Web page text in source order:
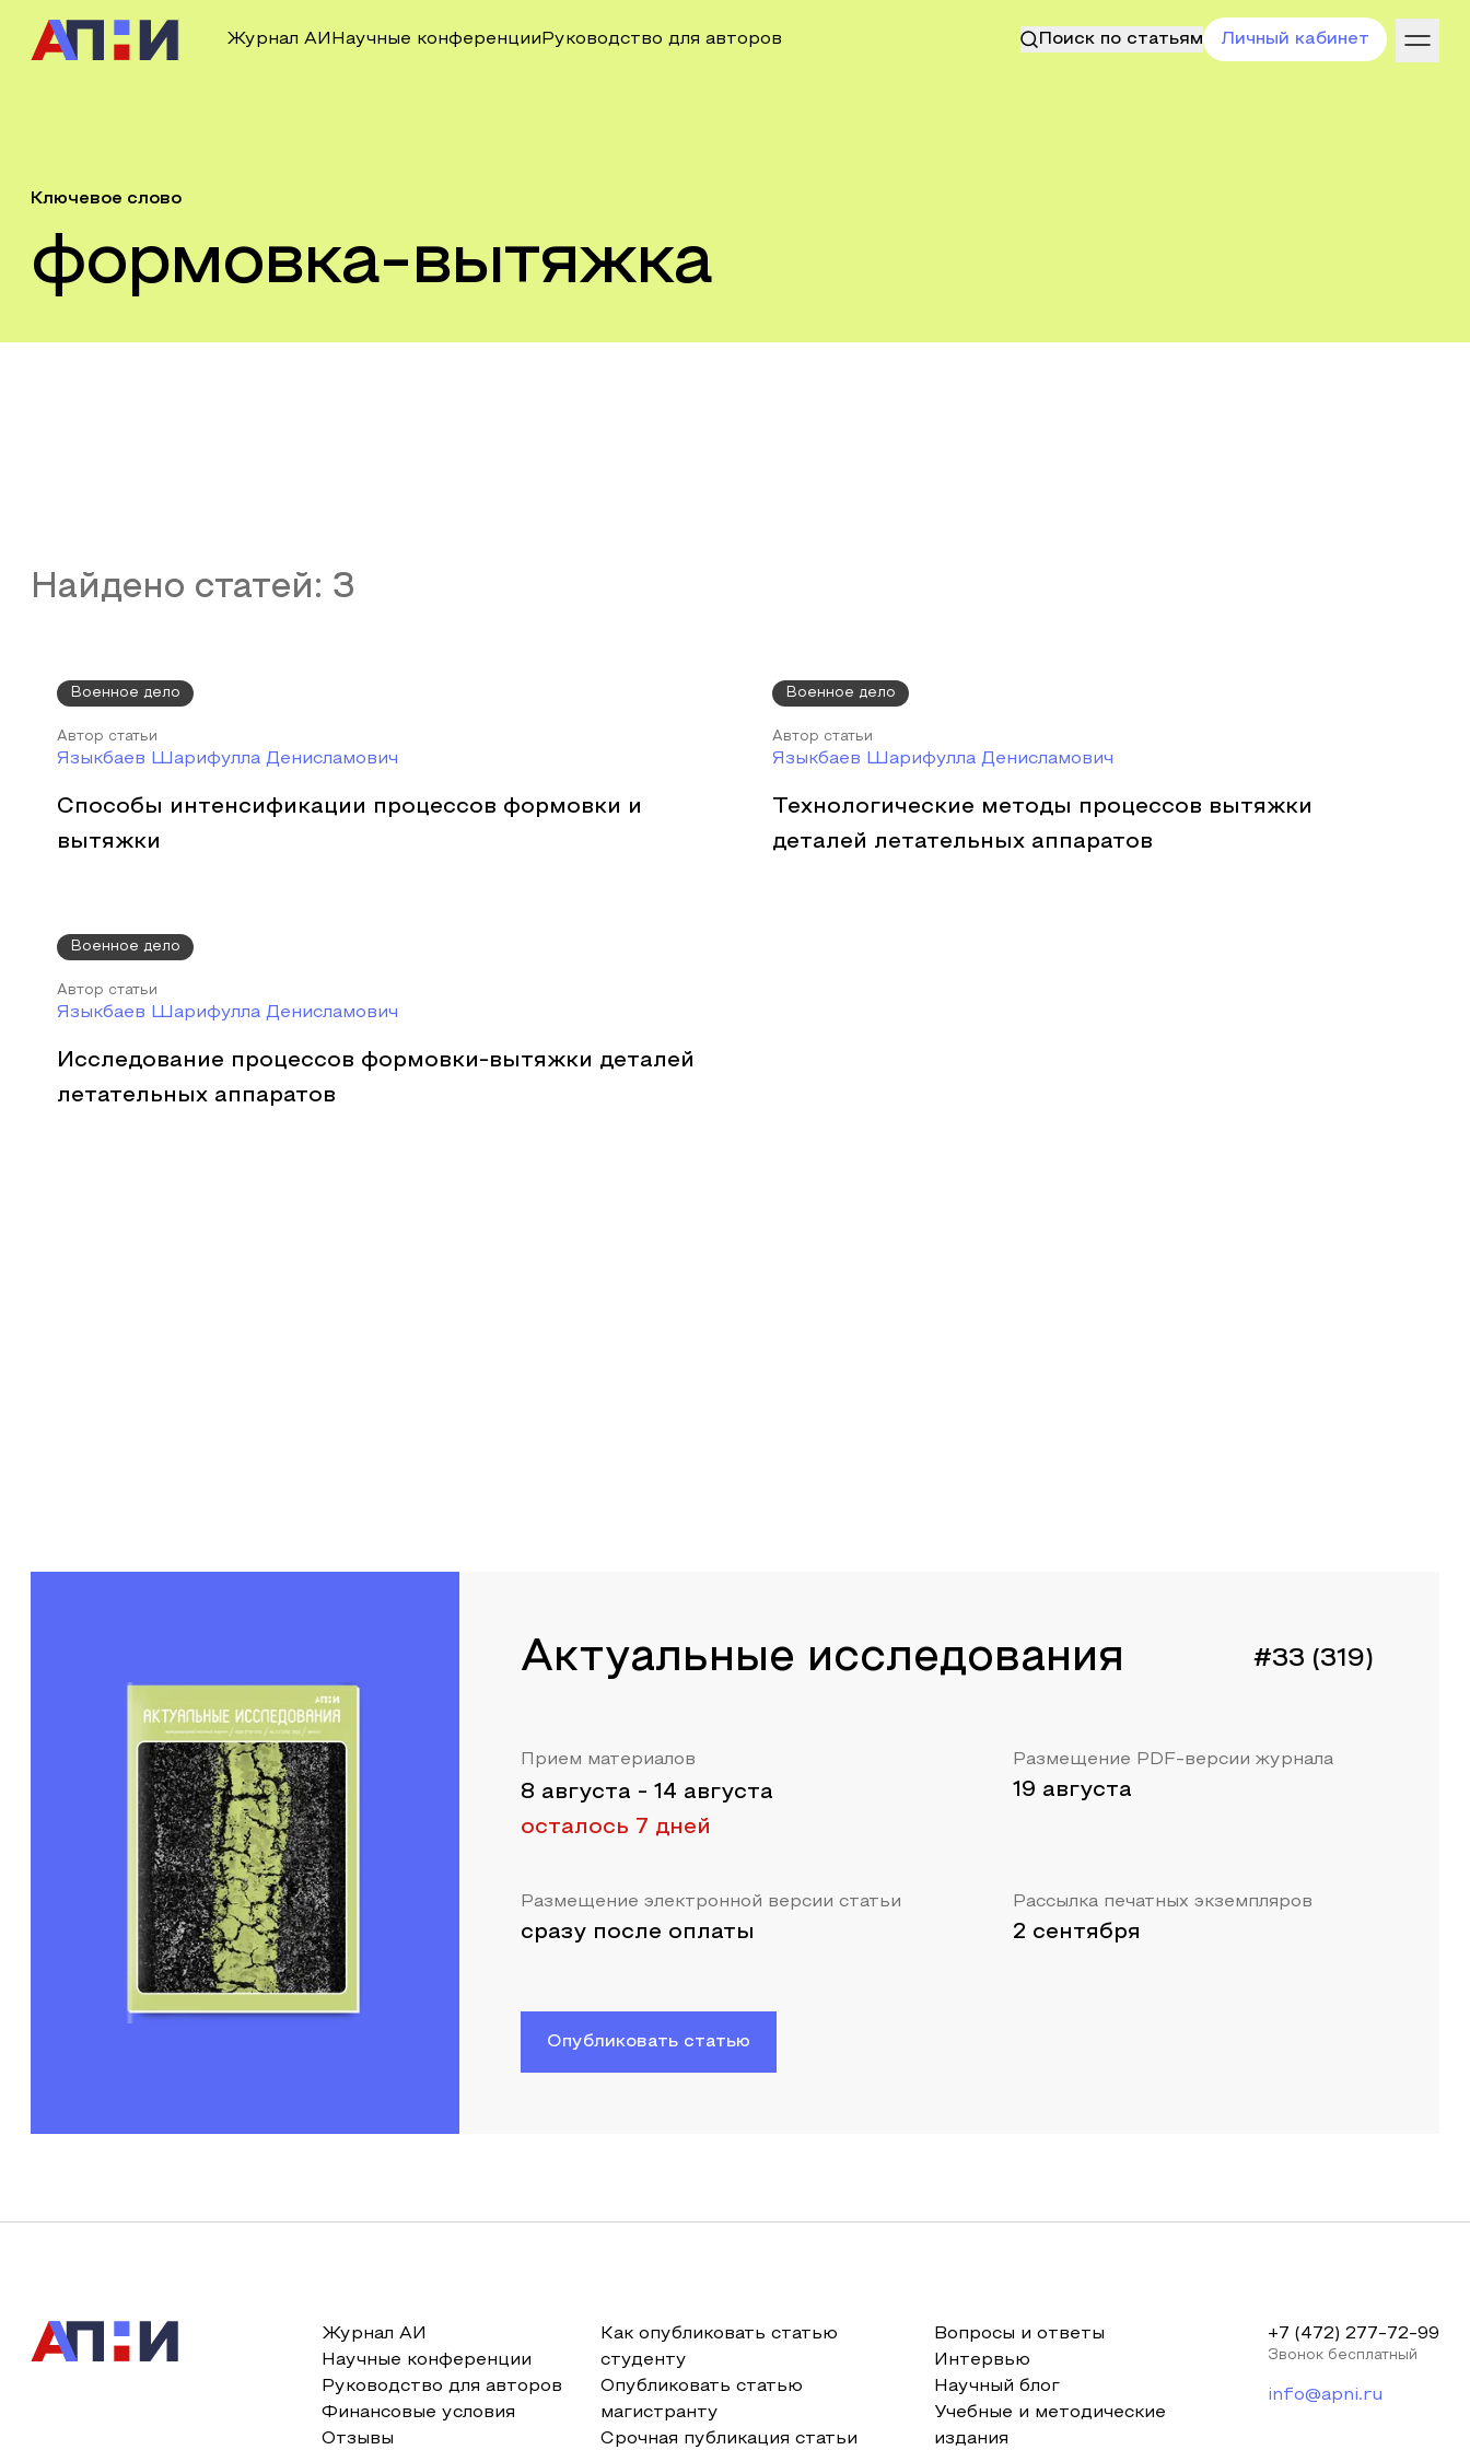
Журнал АИ Научные конференции Руководство для авторов Поиск по статьям Личный кабинет
Ключевое слово
формовка-вытяжка
Найдено статей: 3
Военное дело
Автор статьи
Языкбаев Шарифулла Денисламович
Способы интенсификации процессов формовки и
вытяжки
Военное дело
Автор статьи
Языкбаев Шарифулла Денисламович
Технологические методы процессов вытяжки
деталей летательных аппаратов
Военное дело
Автор статьи
Языкбаев Шарифулла Денисламович
Исследование процессов формовки-вытяжки деталей
летательных аппаратов
Актуальные исследования #33 (319)
Прием материалов
8 августа - 14 августа
осталось 7 дней
Размещение PDF-версии журнала
19 августа
Размещение электронной версии статьи
сразу после оплаты
Рассылка печатных экземпляров
2 сентября
Опубликовать статью
Журнал АИ
Научные конференции
Руководство для авторов
Финансовые условия
Отзывы
Как опубликовать статью
студенту
Опубликовать статью
магистранту
Срочная публикация статьи
Вопросы и ответы
Интервью
Научный блог
Учебные и методические
издания
+7 (472) 277-72-99
Звонок бесплатный
info@apni.ru